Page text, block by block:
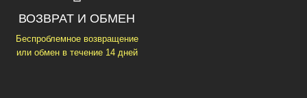
ВОЗВРАТ И ОБМЕН
Беспроблемное возвращение
или обмен в течение 14 дней